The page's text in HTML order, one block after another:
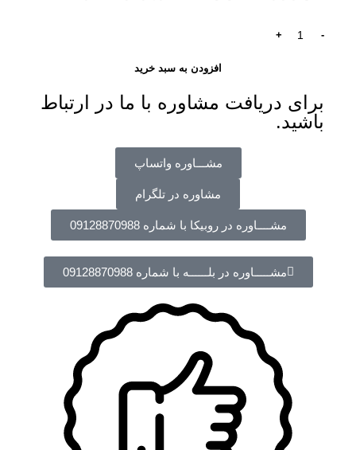
افزودن به سبد خرید
برای دریافت مشاوره با ما در ارتباط
باشید.
مشـــاوره واتساپ
مشاوره در تلگرام
مشــــاوره در روبیکا با شماره 09128870988
مشـــــاوره در بلــــــه با شماره 09128870988